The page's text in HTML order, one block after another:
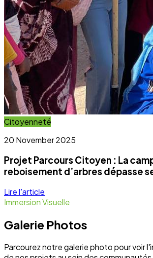
Lire l'article
Immersion Visuelle
Galerie Photos
Parcourez notre galerie photo pour voir
de nos projets au sein des
mille mots.
Voir la Galerie Photos